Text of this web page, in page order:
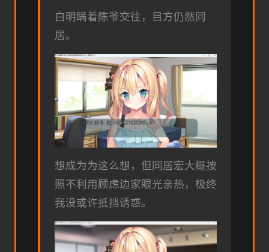
白明瞒着陈爷交往，目方仍然同
居。
想成为为这么想，但同居宏大概按
照不利用顾虑边家眼光亲热，极终
我没或许抵挡诱惑。